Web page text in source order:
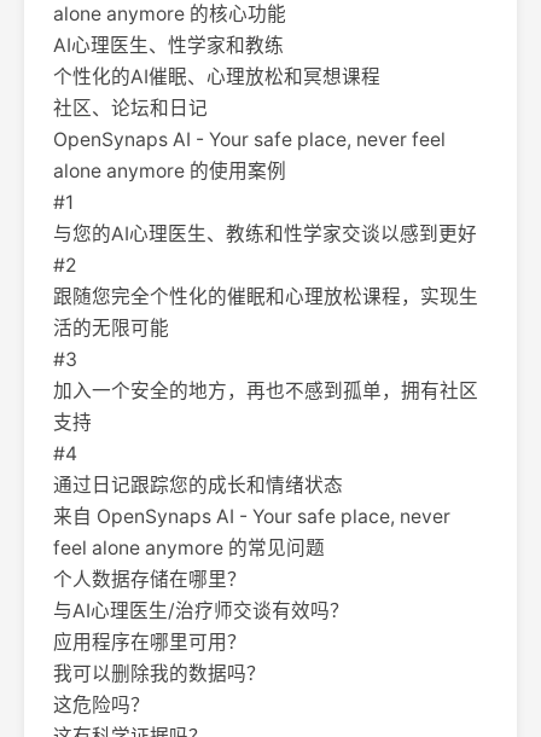
alone anymore 的核心功能
AI心理医生、性学家和教练
个性化的AI催眠、心理放松和冥想课程
社区、论坛和日记
OpenSynaps AI - Your safe place, never feel
alone anymore 的使用案例
#1
与您的AI心理医生、教练和性学家交谈以感到更好
#2
跟随您完全个性化的催眠和心理放松课程，实现生
活的无限可能
#3
加入一个安全的地方，再也不感到孤单，拥有社区
支持
#4
通过日记跟踪您的成长和情绪状态
来自 OpenSynaps AI - Your safe place, never
feel alone anymore 的常见问题
个人数据存储在哪里？
与AI心理医生/治疗师交谈有效吗？
应用程序在哪里可用？
我可以删除我的数据吗？
这危险吗？